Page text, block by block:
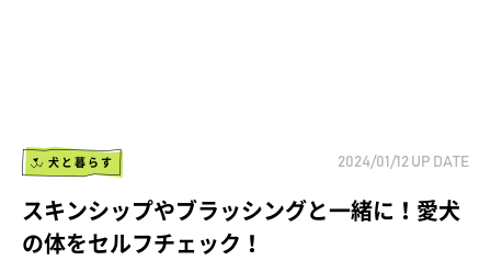
犬と暮らす 2024/01/12 UP DATE
スキンシップやブラッシングと一緒に！愛犬
の体をセルフチェック！